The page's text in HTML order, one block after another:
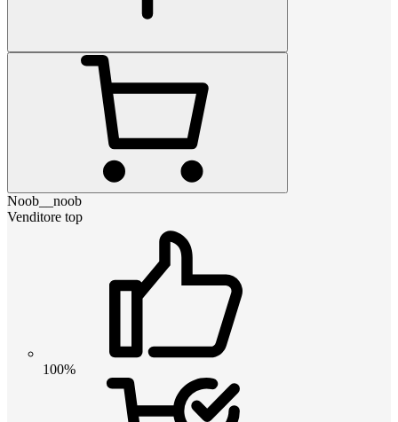
Noob__noob
Venditore top
100%